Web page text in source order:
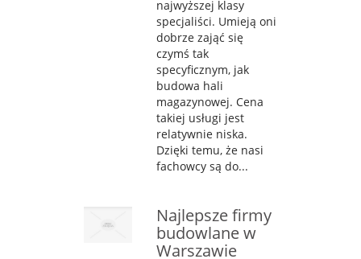
najwyższej klasy
specjaliści. Umieją oni
dobrze zająć się
czymś tak
specyficznym, jak
budowa hali
magazynowej. Cena
takiej usługi jest
relatywnie niska.
Dzięki temu, że nasi
fachowcy są do...
Najlepsze firmy
budowlane w
Warszawie